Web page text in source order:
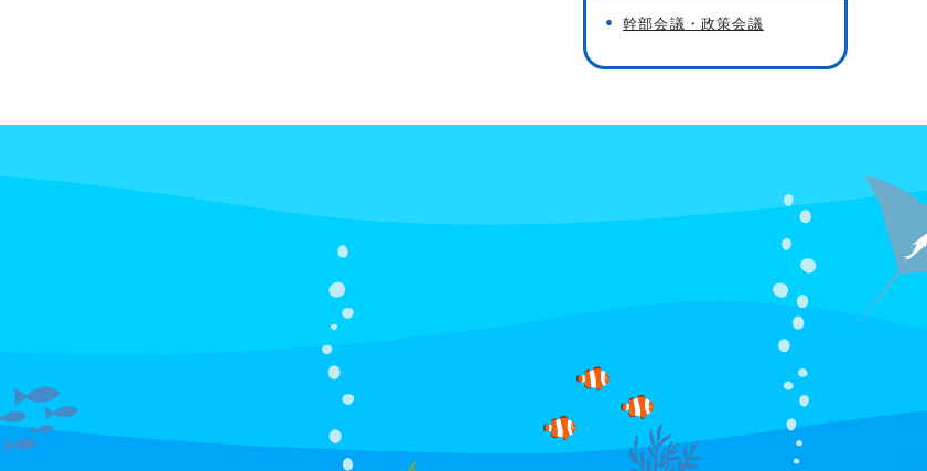
幹部会議・政策会議